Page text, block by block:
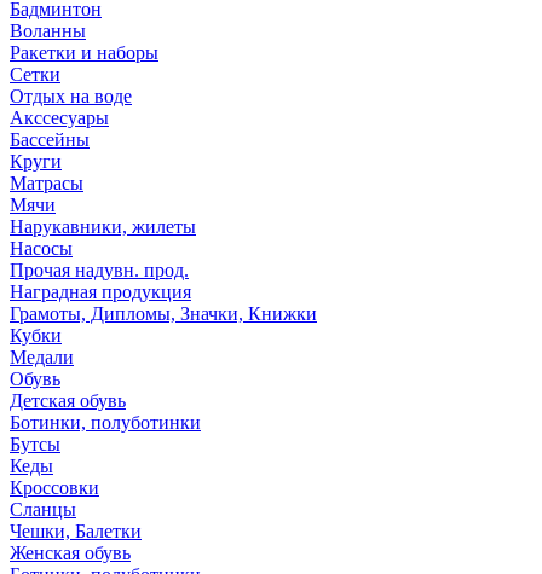
Бадминтон
Воланны
Ракетки и наборы
Сетки
Отдых на воде
Акссесуары
Бассейны
Круги
Матрасы
Мячи
Нарукавники, жилеты
Насосы
Прочая надувн. прод.
Наградная продукция
Грамоты, Дипломы, Значки, Книжки
Кубки
Медали
Обувь
Детская обувь
Ботинки, полуботинки
Бутсы
Кеды
Кроссовки
Сланцы
Чешки, Балетки
Женская обувь